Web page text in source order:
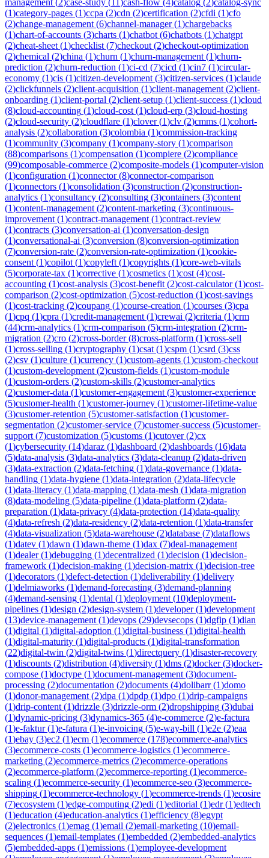
(1)category-pages (1)ccpa (2)cdn (2)certification (2)cfdi (1)cfo
(2)change-management (6)channel-manager(1)chargebacks
(1)chart-of-accounts (3)charts (1)chatbot (6)chatbots (1)chatgpt
(2)cheat-sheet (1)checklist (7)checkout (2)checkout-optimization
(2)chemical (2)china (1)churn (1)churn-management (1)churn-
prediction (2)churn-reduction (1)ci-cd (7)cicd (1)cin7 (1)circular-
economy (1)cis (1)citizen-development (3)citizen-services (1)claude
(2)clickfunnels (2)client-acquisition (1)client-management (2)client-
onboarding (1)client-portal (2)client-setup (1)client-success (1)cloud
(8)cloud-accounting (1)cloud-cost (1)cloud-erp (3)cloud-hosting
(2)cloud-security (2)cloudflare (1)clover(1)clv (2)cmms (1)cohort-
analysis (2)collaboration (3)colombia (1)commission-tracking
(1)community (3)company (1)company-story (1)comparison
(88)comparisons (1)compensation (1)compiere (2)compliance
(99)composable-commerce (2)composite-models (1)computer-vision
(1)configuration (1)connector(8)connector-comparison
(1)connectors (1)consolidation (3)construction (2)construction-
analytics (1)consultancy (2)consulting (3)containers (3)content
(1)content-management (2)content-marketing (3)continuous-
improvement (1)contract-management (1)contract-review
(1)contracts (3)conversation-ai (1)conversation-design
(1)conversational-ai (3)conversion (8)conversion-optimization
(7)conversion-rate (2)conversion-rate-optimization (1)cookie-
consent (1)copilot (1)copyleft (1)copyrights (1)core-web-vitals
(5)corporate-tax (1)corrective (1)cosmetics (1)cost (4)cost-
accounting (1)cost-analysis (3)cost-benefit (2)cost-calculator(1)cost-
comparison (2)cost-optimization (5)cost-reduction (1)cost-savings
(1)cost-tracking (2)coupang (1)course-creation (1)courses (3)cpa
(1)cpq (1)cpra (1)credit-management (1)crewai (2)criteria (1)crm
(44)crm-analytics (1)crm-comparison (5)crm-integration (2)crm-
migration (2)cro (2)cross-border(8)cross-platform (1)cross-sell
(1)cross-selling (1)cryptography (1)csat (1)cspm (1)csrd (3)css
(2)csv (1)culture (1)currency (1)custom-agents (1)custom-checkout
(1)custom-development (2)custom-fields (1)custom-module
(1)custom-orders (2)custom-skills (2)customer-analytics
(2)customer-data (1)customer-engagement (3)customer-experience
(5)customer-health (1)customer-journey (1)customer-lifetime-value
(3)customer-retention (5)customer-satisfaction (1)customer-
segmentation (2)customer-service (7)customer-success (5)customer-
support (7)customization (5)customs (1)cutover(2)cx
(1)cybersecurity (14)daraz (1)dashboard (2)dashboards (16)data
(5)data-analysis (3)data-analytics (3)data-cleanup (2)data-driven
(3)data-extraction (2)data-fetching (1)data-governance (1)data-
handling (1)data-hygiene (1)data-integration (2)data-lifecycle
(1)data-literacy (1)data-mapping (1)data-mesh (1)data-migration
(8)data-modeling (5)data-pipeline (1)data-platform (2)data-
preparation (1)data-privacy (4)data-protection (14)data-quality
(4)data-refresh (2)data-residency (2)data-retention (1)data-transfer
(4)data-visualization (5)data-warehouse (2)database (7)dataflows
(1)datev (1)dawn (1)dawn-theme (1)dax (7)deal-management
(1)dealer(1)debugging (1)decentralized (1)decision (1)decision-
framework (1)decision-making (1)decision-matrix (1)decision-tree
(1)decorators (1)defect-detection (1)deliverability (1)delivery
(1)delmiaworks (1)demand-forecasting (3)demand-planning
(4)demand-sensing (1)dental (1)deployment (10)deployment-
pipelines (1)design (2)design-system (1)developer(1)development
(13)device-management (1)devops (29)devsecops (1)dgfip (1)dian
(1)digital (1)digital-adoption (1)digital-business (1)digital-health
(1)digital-maturity (1)digital-products (1)digital-transformation
(22)digital-twin (2)digital-twins (1)directquery (1)disaster-recovery
(1)discounts (2)distribution (4)diversity (1)dms (2)docker(3)docker-
compose (1)doctype (1)document-management (3)document-
processing (2)documentation (2)documents (4)dolibarr(1)domo
(1)donor-management (2)dpa (1)dpdp (1)dpo (1)drip-campaigns
(1)drip-content (1)drizzle (3)drizzle-orm (2)dropshipping (3)dubai
(1)dynamic-pricing (3)dynamics-365 (4)e-commerce (2)e-factura
(1)e-faktur(1)e-fatura (1)e-invoicing (5)e-way-bill (1)e2e (2)eaa
(1)ebay (3)ec2 (1)ecm (1)ecommerce (178)ecommerce-analytics
(3)ecommerce-costs (1)ecommerce-logistics (1)ecommerce-
marketing (2)ecommerce-metrics (2)ecommerce-operations
(2)ecommerce-platform (2)ecommerce-reporting (1)ecommerce-
scaling (1)ecommerce-security (1)ecommerce-seo (3)ecommerce-
shipping (1)ecommerce-technology (1)ecommerce-trends (1)ecosire
(7)ecosystem (1)edge-computing (2)edi (1)editorial (1)edr(1)edtech
(1)education (4)education-analytics (1)efficiency (8)egypt
(2)electronics (1)emag (1)email (2)email-marketing (10)email-
sequences (1)email-templates (1)embedded (2)embedded-analytics
(5)embedded-apps (1)emissions (1)employee-development